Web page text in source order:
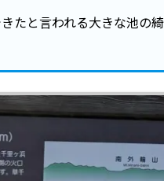
たと言われる大きな池の